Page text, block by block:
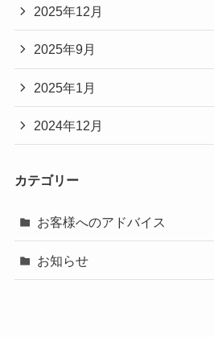
2025年12月
2025年9月
2025年1月
2024年12月
カテゴリー
お客様へのアドバイス
お知らせ